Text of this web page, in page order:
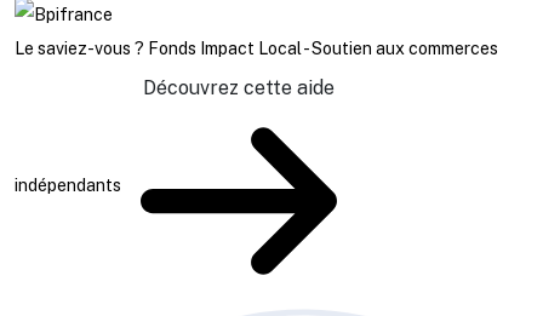
Le saviez-vous ? Fonds Impact Local - Soutien aux commerces
indépendants
Découvrez cette aide